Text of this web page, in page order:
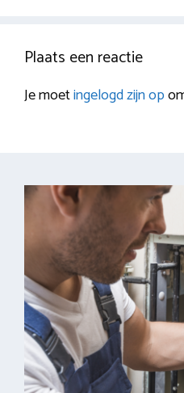
Plaats een reactie
Je moetingelogd zijn op